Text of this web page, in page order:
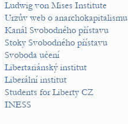
Ludwig von Mises Institute
Urzův web o anarchokapitalismu
Kanál Svobodného přístavu
Stoky Svobodného přístavu
Svoboda učení
Libertariánský institut
Liberální institut
Students for Liberty CZ
INESS